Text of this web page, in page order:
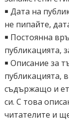
￭ Дата на
не пипайте,
￭ Постоянна
публикацията,
￭ Описание за
публикацията,
съдържащо и
си. С това
читателите и